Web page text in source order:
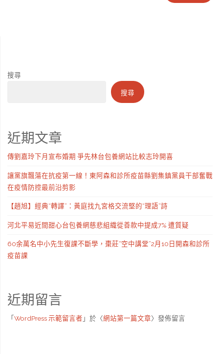
搜尋
搜尋
近期文章
傳劉嘉玲下月宣布婚期 爭先林台包養網站比較志玲開喜
讓黨旗飄蕩在抗疫第一線！東阿森和診所疫苗縣劉集鎮黨員干部奮戰
在疫情防控最前沿剪影
【趙旭】經典“轉譯”：黃庭找九宮格交流堅的“理語”詩
河北平易近間甜心台包養網慈悲組織從善款中提成7% 遭質疑
60余萬名中小先生復課不斷學，棗莊“空中講堂”2月10日開森和診所
疫苗課
近期留言
「 WordPress 示範留言者 」於〈網站第一篇文章〉發佈留言